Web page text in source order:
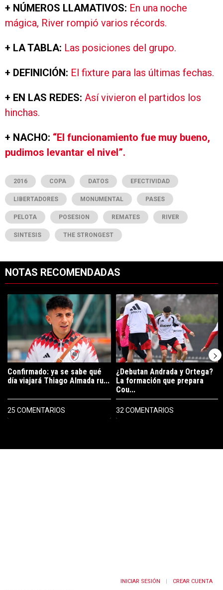
+ NÚMEROS LLAMATIVOS: En una noche
mágica, River rompió varios récords.
+ LA TABLA: Las posiciones del grupo.
+ DEFINICIÓN: El fixture para las últimas fechas.
+ EN LAS REDES: Así vivieron el partidos los
hinchas.
+ NACHO: “El funcionamiento fue muy bueno,
pudimos levantar el nivel”.
2016 COPA DATOS EFECTIVIDAD
LIBERTADORES MONUMENTAL PASES
PELOTA POSESION REMATES RIVER
SINTESIS THE STRONGEST
NOTAS RECOMENDADAS
Un artículo de tendencia con el título "Confirmado: ya se sabe qué
Confirmado: ya se sabe qué
día viajará Thiago Almada ru...
25 COMENTARIOS
Un artículo de tendencia con el
¿Debutan Andrada y Ortega?
La formación que prepara
Cou...
32 COMENTARIOS
INICIAR SESIÓN CREAR CUENTA